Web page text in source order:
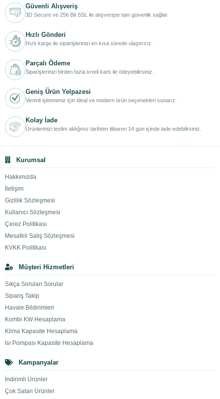
Güvenli Alışveriş
3D Secure ve 256 Bit SSL ile alışverişte tam güvenlik sağlar.
Hızlı Gönderi
Hızlı kargo ile siparişlerinizi en kısa sürede ulaştırırız.
Parçalı Ödeme
Siparişlerinizi birden fazla kredi kartı ile ödeyebilirsiniz.
Geniş Ürün Yelpazesi
Verimli işletmeniz için ideal ve modern ürün seçenekleri sunarız.
Kolay İade
Ürünlerinizi teslim aldığınız tarihten itibaren 14 gün içinde iade edebilirsiniz.
Kurumsal
Hakkımızda
İletişim
Gizlilik Sözleşmesi
Kullanıcı Sözleşmesi
Çerez Politikası
Mesafeli Satış Sözleşmesi
KVKK Politikası
Müşteri Hizmetleri
Sıkça Sorulan Sorular
Sipariş Takip
Havale Bildirimleri
Kombi KW Hesaplama
Klima Kapasite Hesaplama
Isı Pompası Kapasite Hesaplama
Kampanyalar
İndirimli Ürünler
Çok Satan Ürünler